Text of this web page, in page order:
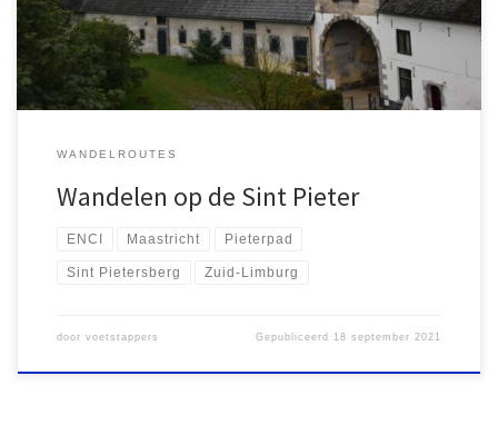
Nice loopt. Maar in plaats van verder lopen is […]
WANDELROUTES
Wandelen op de Sint Pieter
ENCI Maastricht Pieterpad
Sint Pietersberg Zuid-Limburg
door voetstappers Gepubliceerd 18 september 2021